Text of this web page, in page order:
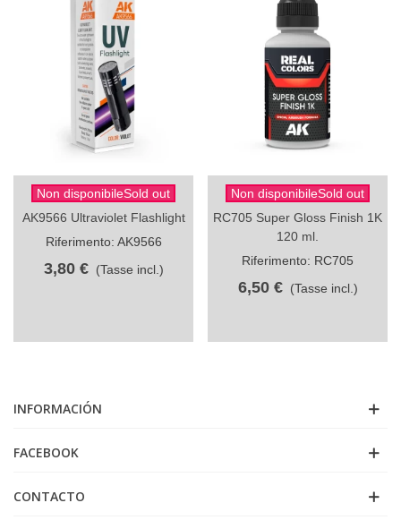
Non disponibileSold out
AK9566 Ultraviolet Flashlight
Riferimento: AK9566
3,80 € (Tasse incl.)
Non disponibileSold out
RC705 Super Gloss Finish 1K
120 ml.
Riferimento: RC705
6,50 € (Tasse incl.)
INFORMACIÓN
FACEBOOK
CONTACTO